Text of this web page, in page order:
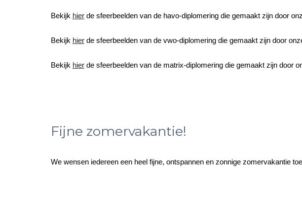
Bekijk hierde sfeerbeelden van de havo-diplomering die gemaakt zijn door
Bekijk hierde sfeerbeelden van de vwo-diplomering die gemaakt zijn door
Bekijk hierde sfeerbeelden van de matrix-diplomering die gemaakt zijn door
Fijne zomervakantie!
We wensen iedereen een heel fijne, ontspannen en zonnige zomervakantie